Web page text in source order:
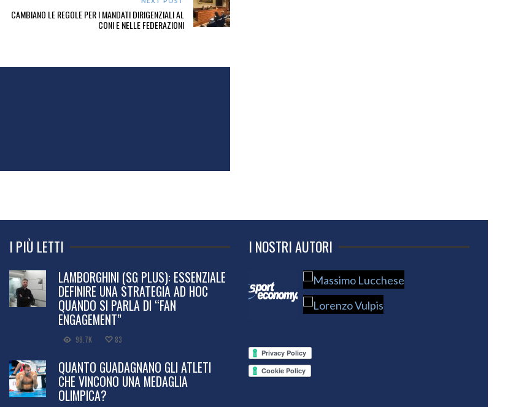
CAMBIANO LE REGOLE PER I MANDATI DIRIGENZIALI AL
CONI E NELLE FEDERAZIONI
I PIÙ LETTI
LAMBORGHINI (SG PLUS): ESSENZIALE
DEFINIRE UNA STRATEGIA AD HOC
QUANDO SI PARLA DI “FAN
ENGAGEMENT”
98.7K 83
QUANTO GUADAGNANO GLI ATLETI
CHE VINCONO UNA MEDAGLIA
OLIMPICA?
I NOSTRI AUTORI